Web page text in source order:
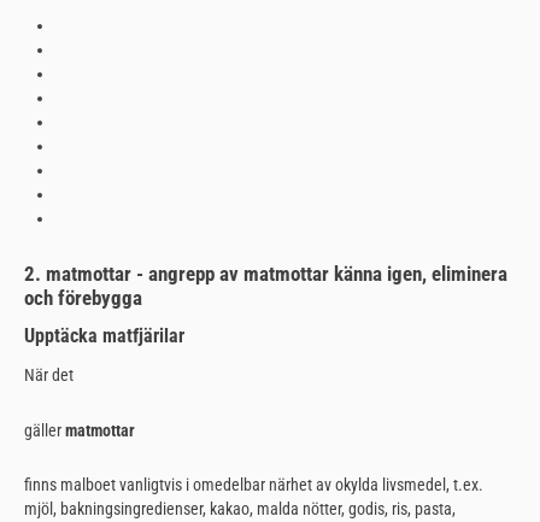
2. matmottar - angrepp av matmottar känna igen, eliminera
och förebygga
Upptäcka matfjärilar
När det
gällermatmottar
finns malboet vanligtvis i omedelbar närhet av okylda livsmedel, t.ex.
mjöl, bakningsingredienser, kakao, malda nötter, godis, ris, pasta,